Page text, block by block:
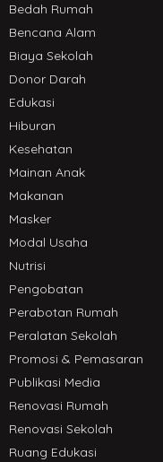
Bedah Rumah
Bencana Alam
Biaya Sekolah
Donor Darah
Edukasi
Hiburan
Kesehatan
Mainan Anak
Makanan
Masker
Modal Usaha
Nutrisi
Pengobatan
Perabotan Rumah
Peralatan Sekolah
Promosi & Pemasaran
Publikasi Media
Renovasi Rumah
Renovasi Sekolah
Ruang Edukasi